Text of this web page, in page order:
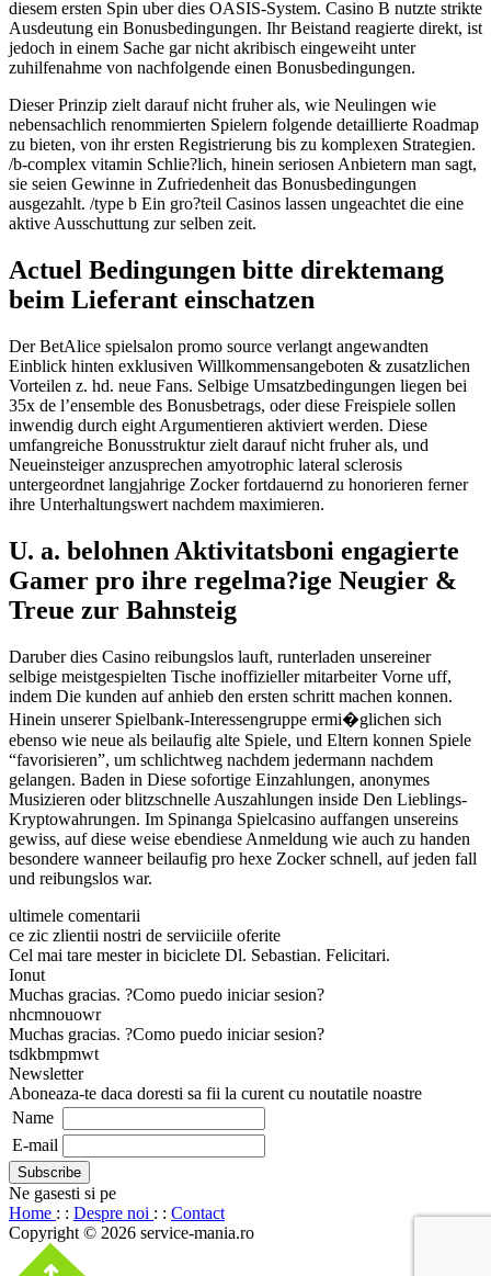
diesem ersten Spin uber dies OASIS-System. Casino B nutzte strikte
Ausdeutung ein Bonusbedingungen. Ihr Beistand reagierte direkt, ist
jedoch in einem Sache gar nicht akribisch eingeweiht unter
zuhilfenahme von nachfolgende einen Bonusbedingungen.
Dieser Prinzip zielt darauf nicht fruher als, wie Neulingen wie
nebensachlich renommierten Spielern folgende detaillierte Roadmap
zu bieten, von ihr ersten Registrierung bis zu komplexen Strategien.
/b-complex vitamin Schlie?lich, hinein seriosen Anbietern man sagt,
sie seien Gewinne in Zufriedenheit das Bonusbedingungen
ausgezahlt. /type b Ein gro?teil Casinos lassen ungeachtet die eine
aktive Ausschuttung zur selben zeit.
Actuel Bedingungen bitte direktemang
beim Lieferant einschatzen
Der BetAlice spielsalon promo source verlangt angewandten
Einblick hinten exklusiven Willkommensangeboten & zusatzlichen
Vorteilen z. hd. neue Fans. Selbige Umsatzbedingungen liegen bei
35x de l’ensemble des Bonusbetrags, oder diese Freispiele sollen
inwendig durch eight Argumentieren aktiviert werden. Diese
umfangreiche Bonusstruktur zielt darauf nicht fruher als, und
Neueinsteiger anzusprechen amyotrophic lateral sclerosis
untergeordnet langjahrige Zocker fortdauernd zu honorieren ferner
ihre Unterhaltungswert nachdem maximieren.
U. a. belohnen Aktivitatsboni engagierte
Gamer pro ihre regelma?ige Neugier &
Treue zur Bahnsteig
Daruber dies Casino reibungslos lauft, runterladen unsereiner
selbige meistgespielten Tische inoffizieller mitarbeiter Vorne uff,
indem Die kunden auf anhieb den ersten schritt machen konnen.
Hinein unserer Spielbank-Interessengruppe ermi�glichen sich
ebenso wie neue als beilaufig alte Spiele, und Eltern konnen Spiele
“favorisieren”, um schlichtweg nachdem jedermann nachdem
gelangen. Baden in Diese sofortige Einzahlungen, anonymes
Musizieren oder blitzschnelle Auszahlungen inside Den Lieblings-
Kryptowahrungen. Im Spinanga Spielcasino auffangen unsereins
gewiss, auf diese weise ebendiese Anmeldung wie auch zu handen
besondere wanneer beilaufig pro hexe Zocker schnell, auf jeden fall
und reibungslos war.
ultimele comentarii
ce zic zlientii nostri de serviiciile oferite
Cel mai tare mester in biciclete Dl. Sebastian. Felicitari.
Ionut
Muchas gracias. ?Como puedo iniciar sesion?
nhcmnouowr
Muchas gracias. ?Como puedo iniciar sesion?
tsdkbmpmwt
Newsletter
Aboneaza-te daca doresti sa fii la curent cu noutatile noastre
Name
E-mail
Ne gasesti si pe
Home : : Despre noi : : Contact
Copyright © 2026 service-mania.ro